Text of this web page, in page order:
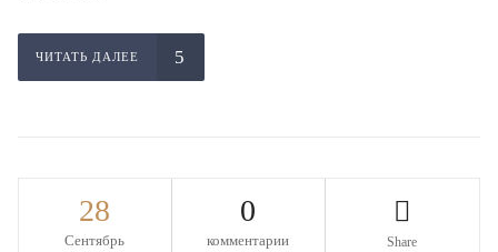
ЧИТАТЬ ДАЛЕЕ
28
Сентябрь
0
комментарии Share